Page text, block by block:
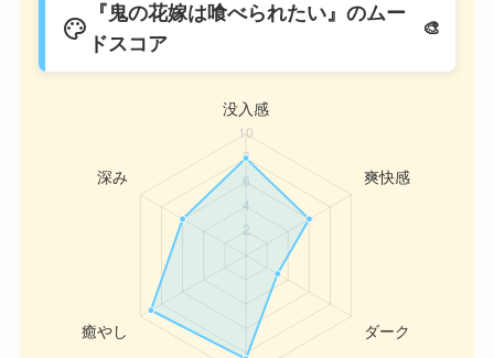
palette
『鬼の花嫁は喰べられたい』のムー
ドスコア